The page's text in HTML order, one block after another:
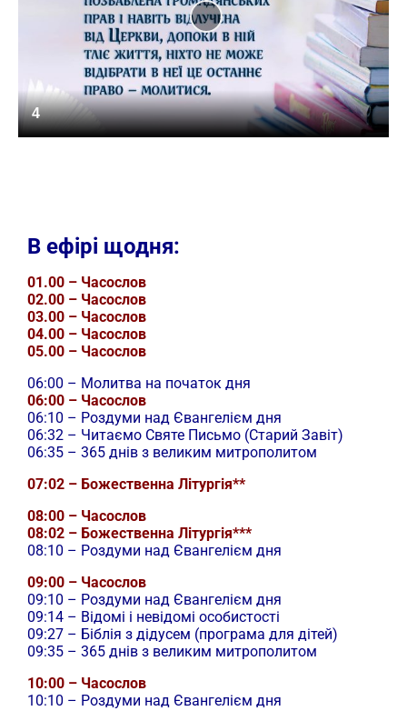
4
В ефірі щодня:
01.00 – Часослов
02.00 – Часослов
03.00 – Часослов
04.00 – Часослов
05.00 – Часослов
06:00 – Молитва на початок дня
06:00 – Часослов
06:10 – Роздуми над Євангелієм дня
06:32 – Читаємо Святе Письмо (Старий Завіт)
06:35 – 365 днів з великим митрополитом
07:02 – Божественна Літургія**
08:00 – Часослов
08:02 – Божественна Літургія***
08:10 – Роздуми над Євангелієм дня
09:00 – Часослов
09:10 – Роздуми над Євангелієм дня
09:14 – Відомі і невідомі особистості
09:27 – Біблія з дідусем (програма для дітей)
09:35 – 365 днів з великим митрополитом
10:00 – Часослов
10:10 – Роздуми над Євангелієм дня